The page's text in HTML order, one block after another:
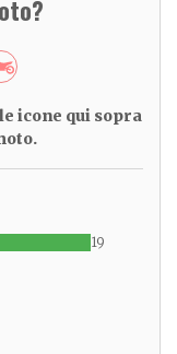
icone qui sopra
19